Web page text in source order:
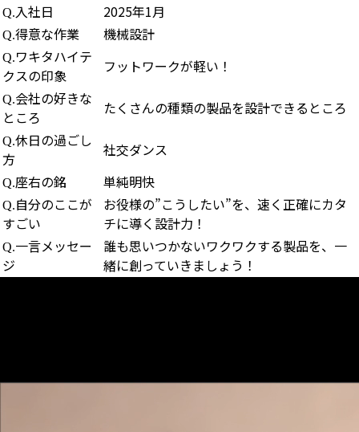
Q. 入社日 2025年1月
Q.得意な作業 機械設計
Q.ワキタハイテ
クスの印象
フットワークが軽い！
Q.会社の好きな
ところ
たくさんの種類の製品を設計できるところ
Q.休日の過ごし
方
社交ダンス
Q.座右の銘 単純明快
Q.自分のここが
すごい
お役様の”こうしたい”を、速く正確にカタ
チに導く設計力！
Q.一言メッセー
ジ
誰も思いつかないワクワクする製品を、一
緒に創っていきましょう！